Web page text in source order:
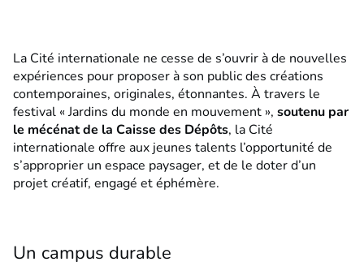
La Cité internationale ne cesse de s’ouvrir à de nouvelles
expériences pour proposer à son public des créations
contemporaines, originales, étonnantes. À travers le
festival « Jardins du monde en mouvement », soutenu par
le mécénat de la Caisse des Dépôts, la Cité
internationale offre aux jeunes talents l’opportunité de
s’approprier un espace paysager, et de le doter d’un
projet créatif, engagé et éphémère.
Un campus durable